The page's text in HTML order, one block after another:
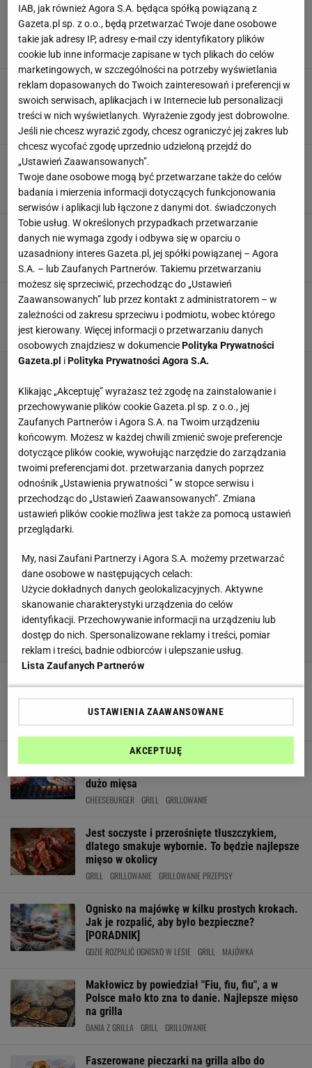
Fenomenalny kurczak z grilla w ziołach to hit
na majówkowe party. Jak go zrobić? To
banalnie proste
DANIA Z GRILLA DANIA Z KURCZAKA DANIA Z MIĘSEM
Karkówka z grilla jeszcze nigdy nie była tak
dobra. A wystarczy tylko zrobić ją we włoskim
stylu
GRILL GRILLOWANIE KARKÓWKA
Pizza i deser z grilla? Oto 12 zaskakujących
pomysłów na dania główne i przystawki
DANIA Z GRILLA GRILL GRILLOWANIE
Grill węglowy, a może jednak gazowy?
Sprawdzamy, który jest zdrowszy [PORADNIK]
GRILL GRILL GAZOWY GRILL WĘGLOWY
Ryba na grilla. Jaką wybierać i jak
przygotować? Trzy gatunki wymiatają smakiem
GRILL GRILLOWANIE NEWS
Na ruszcie czy tackach? Mistrz grillowania
stawia sprawę jasno. Nie popełniaj tego błędu
GRILL MAJÓWKA PORADY
Nie kiełbasa, nie kaszanka. To cheeseburger z
dużo mięsa
CHEESEBURGER GRILL GRILLOWANIE
Jest soczyste i przerośnięte tłuszczykiem,
dlatego smakuje wybornie. To będzie najlepsze
mięso w okolicy
GRILL GRILLOWANIE GRILLOWANIE PRZEPISY
Ognisko na majówkę w kilku prostych krokach.
Jak je rozpalić, aby było bezpieczne?
[PORADNIK]
GDZIE ROZPALIĆ OGNISKO W LESIE GRILL MAJÓWKA
Makłowicz by powiedział "Fiu, fiu, fiu", a w
Polsce mało kto zna to danie. Najlepsze mięso
na grilla
DANIA Z GRILLA GRILL GRILLOWANIE
Faszerowane pieczarki na grilla albo do
IAB, jak również Agora S.A. będąca spółką powiązaną z
Gazeta.pl sp. z o.o., będą przetwarzać Twoje dane osobowe
takie jak adresy IP, adresy e-mail czy identyfikatory plików
cookie lub inne informacje zapisane w tych plikach do celów
marketingowych, w szczególności na potrzeby wyświetlania
reklam dopasowanych do Twoich zainteresowań i preferencji w
swoich serwisach, aplikacjach i w Internecie lub personalizacji
treści w nich wyświetlanych. Wyrażenie zgody jest dobrowolne.
Jeśli nie chcesz wyrazić zgody, chcesz ograniczyć jej zakres lub
chcesz wycofać zgodę uprzednio udzieloną przejdź do
„Ustawień Zaawansowanych”.
Twoje dane osobowe mogą być przetwarzane także do celów
badania i mierzenia informacji dotyczących funkcjonowania
serwisów i aplikacji lub łączone z danymi dot. świadczonych
Tobie usług. W określonych przypadkach przetwarzanie
danych nie wymaga zgody i odbywa się w oparciu o
uzasadniony interes Gazeta.pl, jej spółki powiązanej – Agora
S.A. – lub Zaufanych Partnerów. Takiemu przetwarzaniu
możesz się sprzeciwić, przechodząc do „Ustawień
Zaawansowanych” lub przez kontakt z administratorem – w
zależności od zakresu sprzeciwu i podmiotu, wobec którego
jest kierowany. Więcej informacji o przetwarzaniu danych
osobowych znajdziesz w dokumencie Polityka Prywatności
Gazeta.pl i Polityka Prywatności Agora S.A.
Klikając „Akceptuję” wyrażasz też zgodę na zainstalowanie i
przechowywanie plików cookie Gazeta.pl sp. z o.o., jej
Zaufanych Partnerów i Agora S.A. na Twoim urządzeniu
końcowym. Możesz w każdej chwili zmienić swoje preferencje
dotyczące plików cookie, wywołując narzędzie do zarządzania
twoimi preferencjami dot. przetwarzania danych poprzez
odnośnik „Ustawienia prywatności ” w stopce serwisu i
przechodząc do „Ustawień Zaawansowanych”. Zmiana
ustawień plików cookie możliwa jest także za pomocą ustawień
przeglądarki.
My, nasi Zaufani Partnerzy i Agora S.A. możemy przetwarzać
dane osobowe w następujących celach:
Użycie dokładnych danych geolokalizacyjnych. Aktywne
skanowanie charakterystyki urządzenia do celów
identyfikacji. Przechowywanie informacji na urządzeniu lub
dostęp do nich. Spersonalizowane reklamy i treści, pomiar
reklam i treści, badnie odbiorców i ulepszanie usług.
Lista Zaufanych Partnerów
USTAWIENIA ZAAWANSOWANE
AKCEPTUJĘ